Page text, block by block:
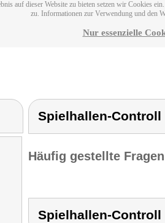
auf dieser Website zu bieten setzen wir Cookies
zu. Informationen zur Verwendung und den
Nur essenzielle
Spielhallen-Controll
Häufig gestellte
Spielhallen-Controll